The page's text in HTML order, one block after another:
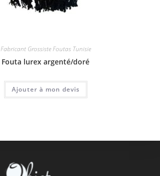
Fabricant Grossiste Foutas Tunisie
Fouta lurex argenté/doré
Ajouter à mon devis